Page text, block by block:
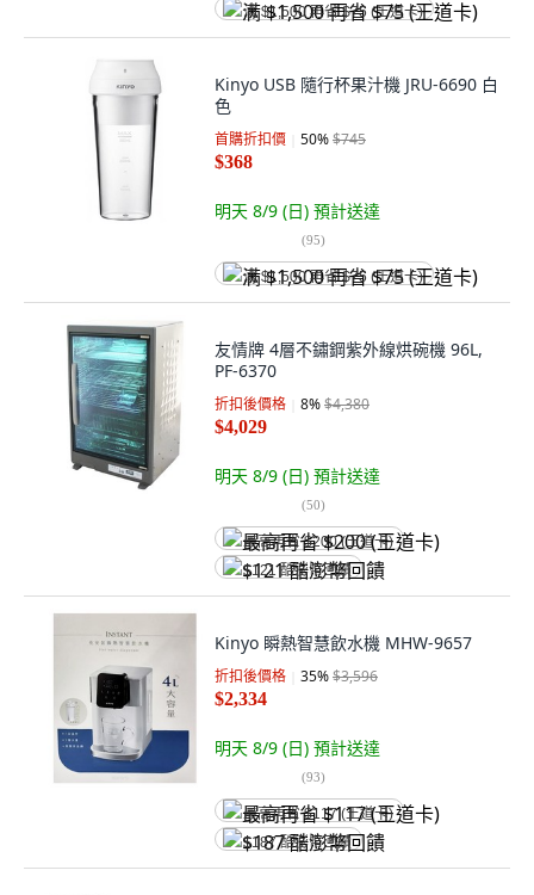
满 $1,500 再省 $75 (王道卡)
Kinyo USB 隨行杯果汁機 JRU-6690 白
色
首購折扣價 50%$745
$368
明天 8/9 (日) 預計送達
(95)
满 $1,500 再省 $75 (王道卡)
友情牌 4層不鏽鋼紫外線烘碗機 96L,
PF-6370
折扣後價格 8%$4,380
$4,029
明天 8/9 (日) 預計送達
(50)
最高再省 $200 (王道卡)
$121 酷澎幣回饋
Kinyo 瞬熱智慧飲水機 MHW-9657
折扣後價格 35%$3,596
$2,334
明天 8/9 (日) 預計送達
(93)
最高再省 $117 (王道卡)
$187 酷澎幣回饋